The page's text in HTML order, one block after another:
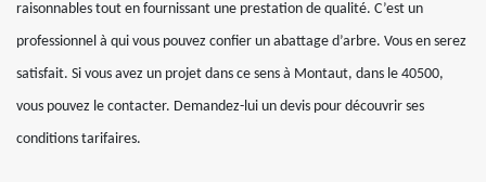
raisonnables tout en fournissant une prestation de qualité. C’est un
professionnel à qui vous pouvez confier un abattage d’arbre. Vous en serez
satisfait. Si vous avez un projet dans ce sens à Montaut, dans le 40500,
vous pouvez le contacter. Demandez-lui un devis pour découvrir ses
conditions tarifaires.